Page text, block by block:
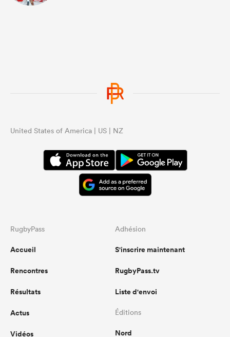
United States of America | US | NZ
RugbyPass
Accueil
Rencontres
Résultats
Actus
Vidéos
Adhésion
S'inscrire maintenant
RugbyPass.tv
Liste d'envoi
Éditions
Nord